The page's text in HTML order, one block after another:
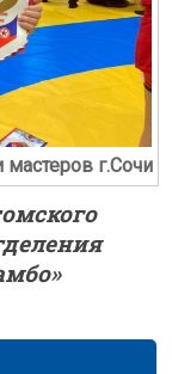
г.Сочи